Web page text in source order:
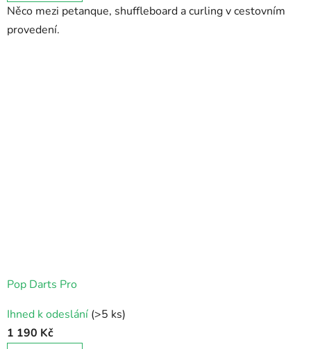
Něco mezi petanque, shuffleboard a curling v cestovním
provedení.
Pop Darts Pro
hodnocení
produktu
Ihned k odeslání (>5 ks)
1 190 Kč